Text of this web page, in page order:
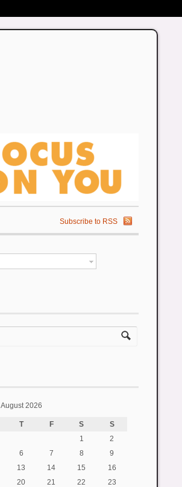
Subscribe to RSS
August 2026
T F S
S
1
2
6 7 8
9
13 14 15
16
20 21 22
23